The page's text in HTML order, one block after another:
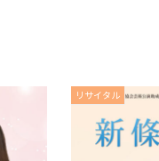
リサイタル